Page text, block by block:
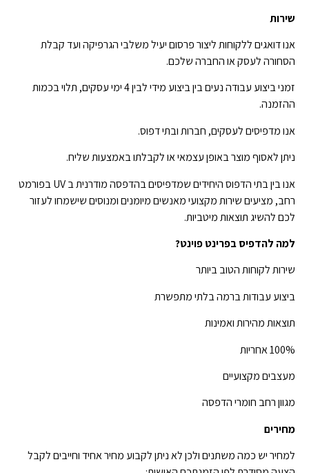
שירות
אנו דואגים ללקוחות ליצור פרסום יעיל משלבי הגרפיקה ועד קבלת
הסחורה לעסק או החברה שלכם.
זמני ביצוע עבודה נעים בין ביצוע מידי לבין 4 ימי עסקים, תלוי בכמות
ההזמנה.
אנו מדפיסים לעסקים, חברות ובתי דפוס.
ניתן לאסוף מוצר באופן עצמאי או לקבלתו באמצעות שליח.
אנו בין בתי הדפוס היחידים שמדפיסים בהדפסה מודרנית ב UV בפורמט
רחב, מציעים שירות מקצועי מאנשים מיומנים ומנוסים שישמחו לעזור
לכם להשיג תוצאות מיטביות.
למה להדפיס בפרינט פוינט?
שירות לקוחות הטוב ביותר
ביצוע עבודות ברמה בלתי מתפשרת
תוצאות מהירות ואמינות
100% אחריות
מעצבים מקצועיים
מגוון רחב חומרי הדפסה
מחירים
למחיר יש כמה משתנים ולכן לא ניתן לקבוע מחיר אחיד וחייבים לקבל